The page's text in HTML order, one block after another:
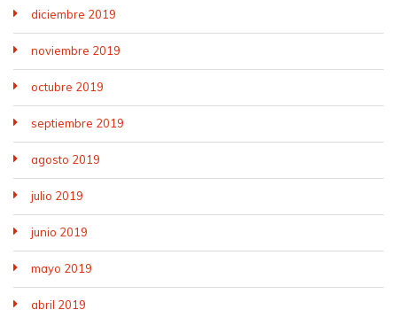
diciembre 2019
noviembre 2019
octubre 2019
septiembre 2019
agosto 2019
julio 2019
junio 2019
mayo 2019
abril 2019